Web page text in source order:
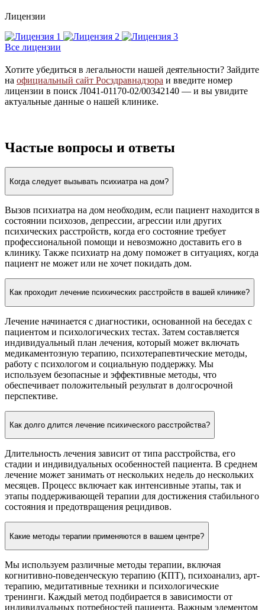
Лицензии
Все лицензии
Хотите убедиться в легальности нашей деятельности? Зайдите
на официальный сайт Росздравнадзора и введите номер
лицензии в поиск Л041-01170-02/00342140 — и вы увидите
актуальные данные о нашей клинике.
Частые вопросы и ответы
Когда следует вызывать психиатра на дом?
Вызов психиатра на дом необходим, если пациент находится в
состоянии психозов, депрессии, агрессии или других
психических расстройств, когда его состояние требует
профессиональной помощи и невозможно доставить его в
клинику. Также психиатр на дому поможет в ситуациях, когда
пациент не может или не хочет покидать дом.
Как проходит лечение психических расстройств в вашей клинике?
Лечение начинается с диагностики, основанной на беседах с
пациентом и психологических тестах. Затем составляется
индивидуальный план лечения, который может включать
медикаментозную терапию, психотерапевтические методы,
работу с психологом и социальную поддержку. Мы
используем безопасные и эффективные методы, что
обеспечивает положительный результат в долгосрочной
перспективе.
Как долго длится лечение психического расстройства?
Длительность лечения зависит от типа расстройства, его
стадии и индивидуальных особенностей пациента. В среднем
лечение может занимать от нескольких недель до нескольких
месяцев. Процесс включает как интенсивные этапы, так и
этапы поддерживающей терапии для достижения стабильного
состояния и предотвращения рецидивов.
Какие методы терапии применяются в вашем центре?
Мы используем различные методы терапии, включая
когнитивно-поведенческую терапию (КПТ), психоанализ, арт-
терапию, медитативные техники и психологические
тренинги. Каждый метод подбирается в зависимости от
индивидуальных потребностей пациента. Важным элементом